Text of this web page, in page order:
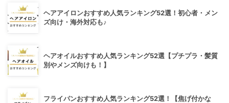
ヘアアイロンおすすめ人気ランキング52選！初心者・メン
ズ向け・海外対応も♪
ヘアオイルおすすめ人気ランキング52選【プチプラ・髪質
別やメンズ向けも！】
フライパンおすすめ人気ランキング52選！【焦げ付かな